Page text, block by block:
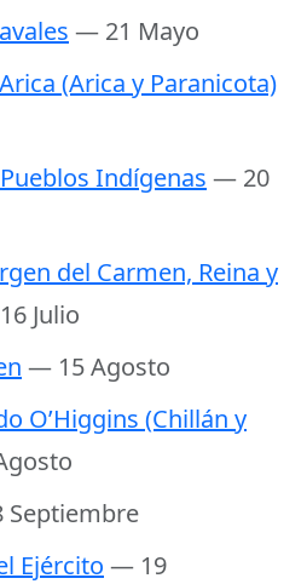
— 21 Mayo
(Arica y Paranicota)
Indígenas — 20
del Carmen, Reina y
Julio
— 15 Agosto
O’Higgins (Chillán y
Ejército — 19